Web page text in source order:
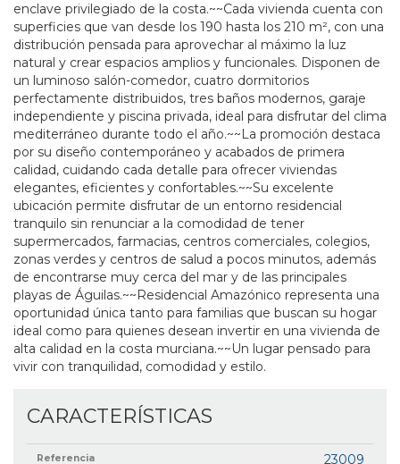
enclave privilegiado de la costa.~~Cada vivienda cuenta con
superficies que van desde los 190 hasta los 210 m², con una
distribución pensada para aprovechar al máximo la luz
natural y crear espacios amplios y funcionales. Disponen de
un luminoso salón-comedor, cuatro dormitorios
perfectamente distribuidos, tres baños modernos, garaje
independiente y piscina privada, ideal para disfrutar del clima
mediterráneo durante todo el año.~~La promoción destaca
por su diseño contemporáneo y acabados de primera
calidad, cuidando cada detalle para ofrecer viviendas
elegantes, eficientes y confortables.~~Su excelente
ubicación permite disfrutar de un entorno residencial
tranquilo sin renunciar a la comodidad de tener
supermercados, farmacias, centros comerciales, colegios,
zonas verdes y centros de salud a pocos minutos, además
de encontrarse muy cerca del mar y de las principales
playas de Águilas.~~Residencial Amazónico representa una
oportunidad única tanto para familias que buscan su hogar
ideal como para quienes desean invertir en una vivienda de
alta calidad en la costa murciana.~~Un lugar pensado para
vivir con tranquilidad, comodidad y estilo.
CARACTERÍSTICAS
Referencia 23009